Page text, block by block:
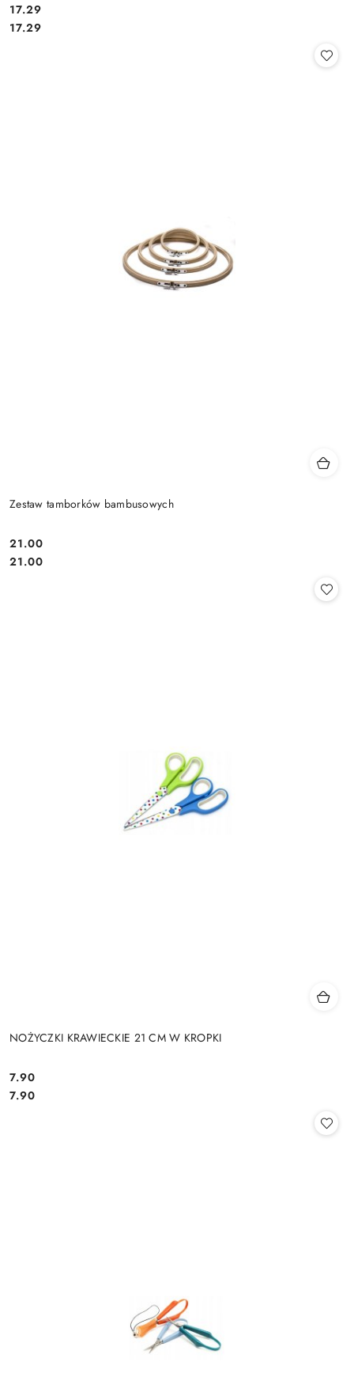
Cena:
17.29
Cena:
17.29
Zestaw tamborków bambusowych
Cena:
21.00
Cena:
21.00
NOŻYCZKI KRAWIECKIE 21 CM W KROPKI
Cena:
7.90
Cena:
7.90